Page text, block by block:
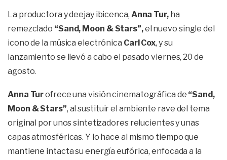
La productora y deejay ibicenca, Anna Tur, ha
remezclado “Sand, Moon & Stars”,el nuevo single del
icono de la música electrónica Carl Cox, y su
lanzamiento se llevó a cabo el pasado viernes, 20 de
agosto.
Anna Turofrece una visión cinematográfica de “Sand,
Moon & Stars”, al sustituir el ambiente rave del tema
original por unos sintetizadores relucientes y unas
capas atmosféricas. Y lo hace al mismo tiempo que
mantiene intacta su energía eufórica, enfocada a la